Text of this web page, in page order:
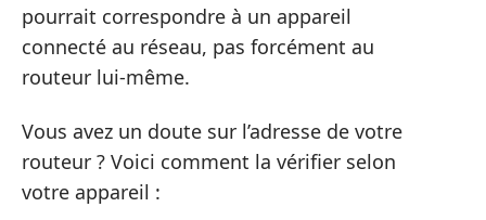
pourrait correspondre à un appareil
connecté au réseau, pas forcément au
routeur lui-même.
Vous avez un doute sur l’adresse de votre
routeur ? Voici comment la vérifier selon
votre appareil :